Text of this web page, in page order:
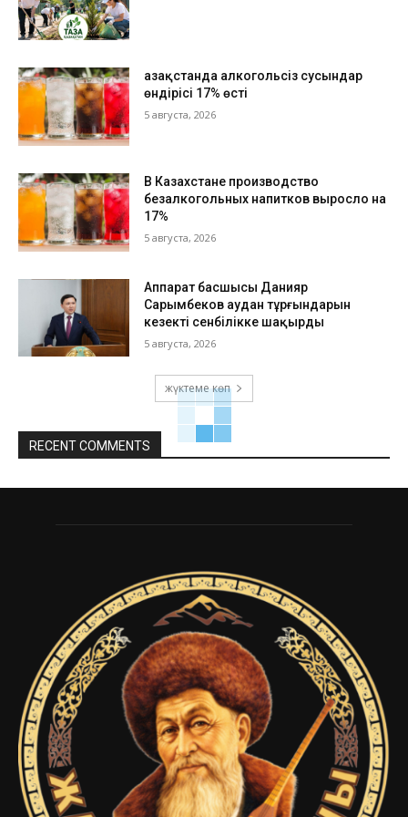
Қазақстанда алкогольсіз сусындар
өндірісі 17% өсті
5 августа, 2026
В Казахстане производство
безалкогольных напитков выросло на
17%
5 августа, 2026
Аппарат басшысы Данияр
Сарымбеков аудан тұрғындарын
кезекті сенбілікке шақырды
5 августа, 2026
жүктеме көп
RECENT COMMENTS